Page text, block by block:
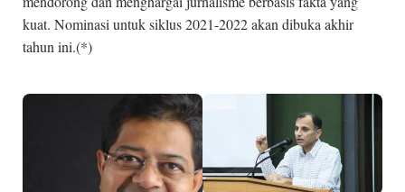
kuat. Nominasi untuk siklus 2021-2022 akan dibuka akhir
tahun ini.(*)